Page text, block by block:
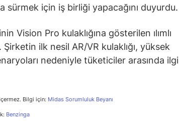
sürmek için iş birliği yapacağını duyurdu.
Vision Pro kulaklığına gösterilen ılımlı
ilk nesil AR/VR kulaklığı, yüksek
nedeniyle tüketiciler arasında ilgi
Bilgi için: Midas Sorumluluk Beyanı
Benzinga